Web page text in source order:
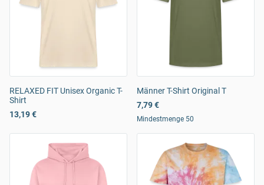
RELAXED FIT Unisex Organic T-
Shirt
13,19 €
Männer T-Shirt Original T
7,79 €
Mindestmenge 50